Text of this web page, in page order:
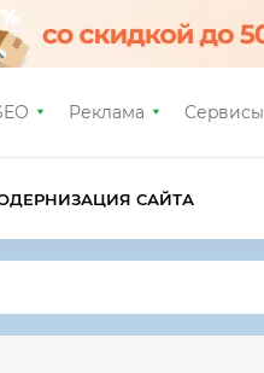
Реклама Сервисы
САЙТА